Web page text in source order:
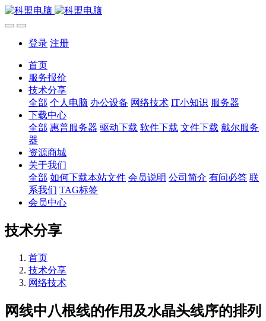
登录 注册
首页
服务报价
技术分享
全部 个人电脑 办公设备 网络技术 IT小知识 服务器
下载中心
全部 惠普服务器 驱动下载 软件下载 文件下载 戴尔服务
器
资源商城
关于我们
全部 如何下载本站文件 会员说明 公司简介 有问必答 联
系我们 TAG标签
会员中心
技术分享
首页
技术分享
网络技术
网线中八根线的作用及水晶头线序的排列